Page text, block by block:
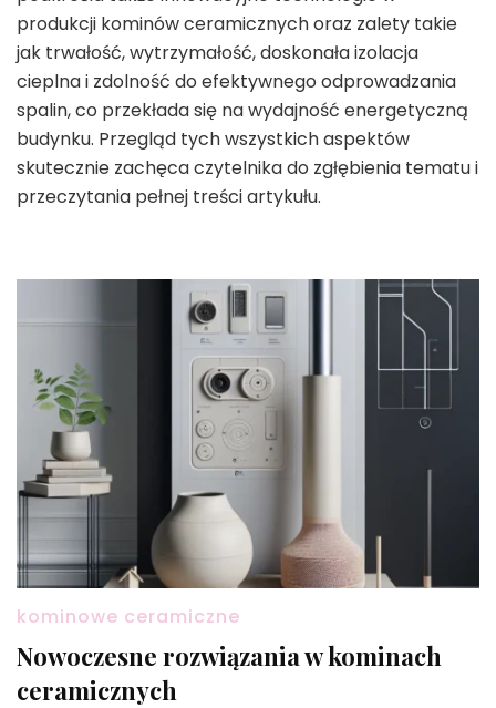
produkcji kominów ceramicznych oraz zalety takie
jak trwałość, wytrzymałość, doskonała izolacja
cieplna i zdolność do efektywnego odprowadzania
spalin, co przekłada się na wydajność energetyczną
budynku. Przegląd tych wszystkich aspektów
skutecznie zachęca czytelnika do zgłębienia tematu i
przeczytania pełnej treści artykułu.
kominowe ceramiczne
Nowoczesne rozwiązania w kominach
ceramicznych